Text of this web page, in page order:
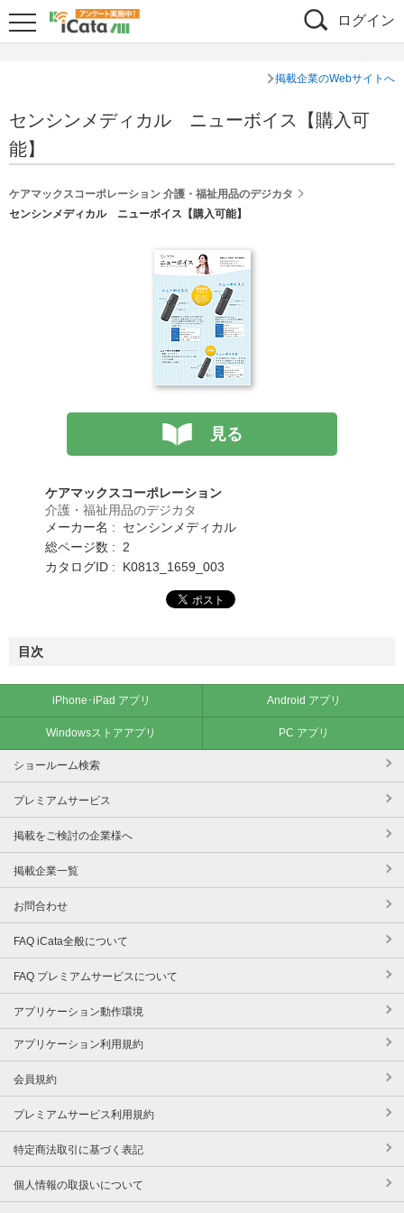
ログイン
掲載企業のWebサイトへ
センシンメディカル ニューボイス【購入可
能】
ケアマックスコーポレーション 介護・福祉用品のデジカタ
センシンメディカル ニューボイス【購入可能】
見る
ケアマックスコーポレーション
介護・福祉用品のデジカタ
メーカー名 : センシンメディカル
総ページ数 : 2
カタログID : K0813_1659_003
目次
iPhone･iPad アプリ Android アプリ
Windowsストアアプリ PC アプリ
ショールーム検索
プレミアムサービス
掲載をご検討の企業様へ
掲載企業一覧
お問合わせ
FAQ iCata全般について
FAQ プレミアムサービスについて
アプリケーション動作環境
アプリケーション利用規約
会員規約
プレミアムサービス利用規約
特定商法取引に基づく表記
個人情報の取扱いについて